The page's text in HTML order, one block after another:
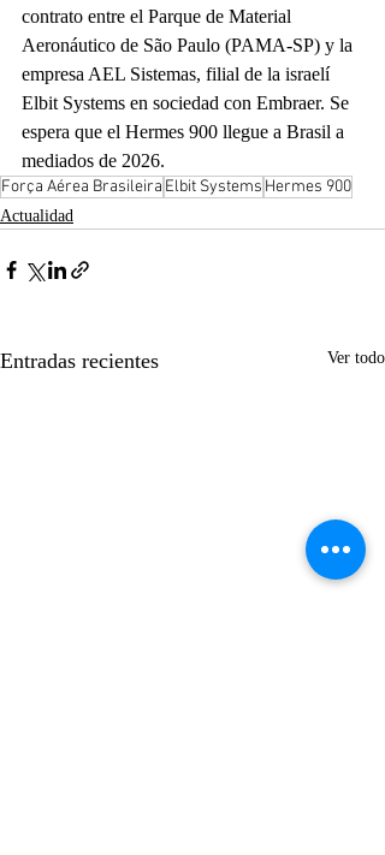
contrato entre el Parque de Material
Aeronáutico de São Paulo (PAMA-SP) y la
empresa AEL Sistemas, filial de la israelí
Elbit Systems en sociedad con Embraer. Se
espera que el Hermes 900 llegue a Brasil a
mediados de 2026.
Força Aérea Brasileira Elbit Systems Hermes 900
Actualidad
Entradas recientes Ver todo